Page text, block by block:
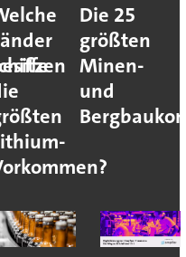
Die 25
größten
Minen-
und